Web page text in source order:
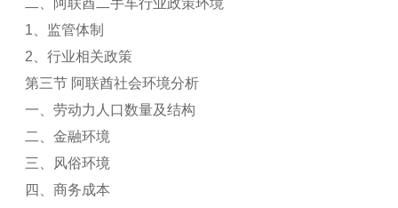
二、阿联酋二手车行业政策环境
1 、监管体制
2 、行业相关政策
第三节 阿联酋社会环境分析
一、劳动力人口数量及结构
二、金融环境
三、风俗环境
四、商务成本